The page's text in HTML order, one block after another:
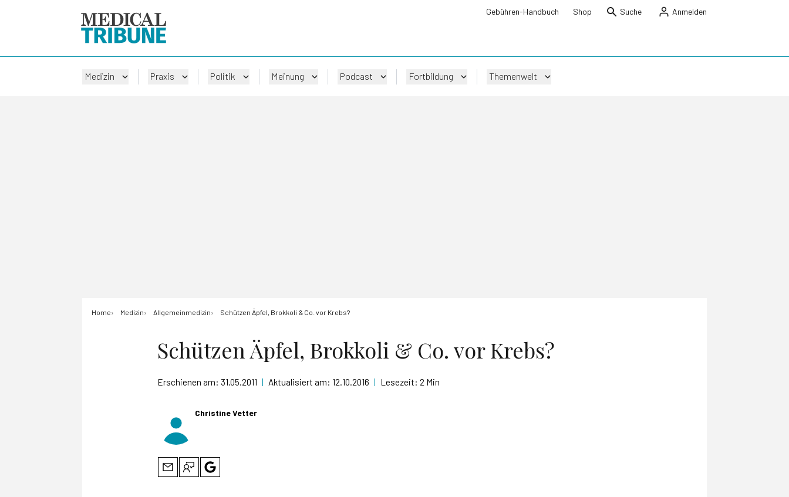
Gebühren-Handbuch Shop Suche Anmelden
Medizin Praxis Politik Meinung Podcast Fortbildung Themenwelt
Home Medizin Allgemeinmedizin Schützen Äpfel, Brokkoli & Co. vor Krebs?
Schützen Äpfel, Brokkoli & Co. vor Krebs?
Erschienen am: 31.05.2011 | Aktualisiert am: 12.10.2016 | Lesezeit: 2 Min
Christine Vetter